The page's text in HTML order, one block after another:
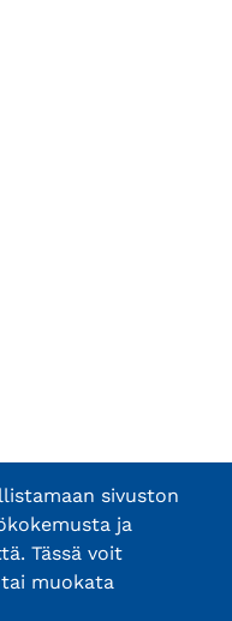
sivuston
ja
Tässä voit
muokata